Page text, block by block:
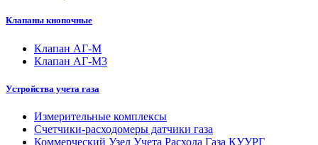
Клапаны кнопочные
Клапан АГ-М
Клапан АГ-М3
Устройства учета газа
Измерительные комплексы
Счетчики-расходомеры датчики газа
Коммерческий Узел Учета Расхода Газа КУУРГ